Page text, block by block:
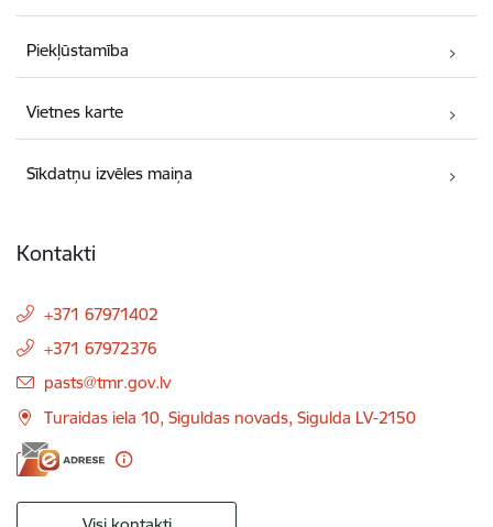
Piekļūstamība
Vietnes karte
Sīkdatņu izvēles maiņa
Kontakti
+371 67971402
+371 67972376
E-pasts:
pasts@tmr.gov.lv
Turaidas iela 10, Siguldas novads, Sigulda LV-2150